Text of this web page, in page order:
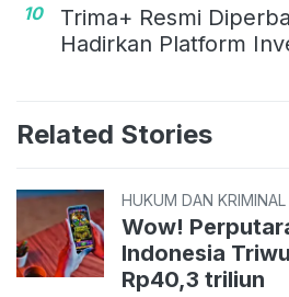
10
Trima+ Resmi
Hadirkan Platform
Related Stories
HUKUM DAN KRIMINAL
Wow!
Indonesia
Rp40,3 triliun